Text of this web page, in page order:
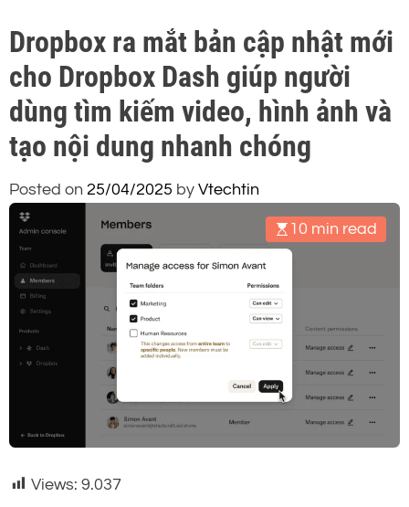
Dropbox ra mắt bản cập nhật mới
cho Dropbox Dash giúp người
dùng tìm kiếm video, hình ảnh và
tạo nội dung nhanh chóng
Posted on 25/04/2025 by Vtechtin
10 min read
Views: 9.037